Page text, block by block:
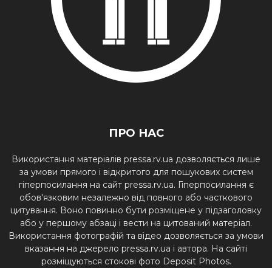
ПРО НАС
Використання матеріалів pressa.rv.ua дозволяється лише
за умови прямого і відкритого для пошукових систем
гіперпосилання на сайт pressa.rv.ua. Гіперпосилання є
обов'язковим незалежно від повного або часткового
цитування. Воно повинно бути розміщене у підзаголовку
або у першому абзаці і вести на цитований матеріал.
Використання фотографій та відео дозволяється за умови
вказання на джерело pressa.rv.ua і автора. На сайті
розміщуються стокові фото Deposit Photos.